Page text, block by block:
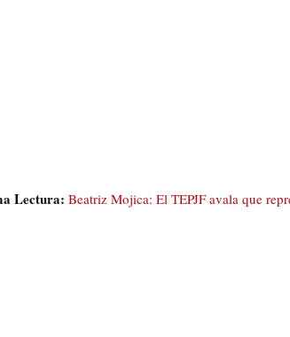
Lectura: Beatriz Mojica: El TEPJF avala que